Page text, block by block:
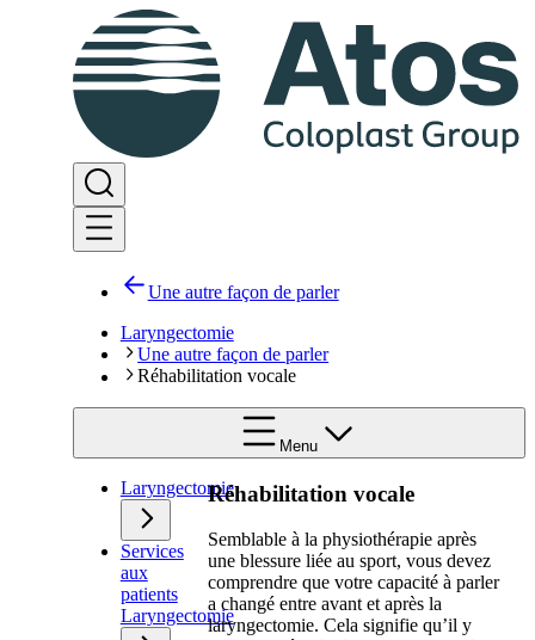
Une autre façon de parler
Laryngectomie
Une autre façon de parler
Réhabilitation vocale
Menu
Laryngectomie
Services
aux
patients
Laryngectomie
Réhabilitation vocale
Semblable à la physiothérapie après
une blessure liée au sport, vous devez
comprendre que votre capacité à parler
a changé entre avant et après la
laryngectomie. Cela signifie qu’il y